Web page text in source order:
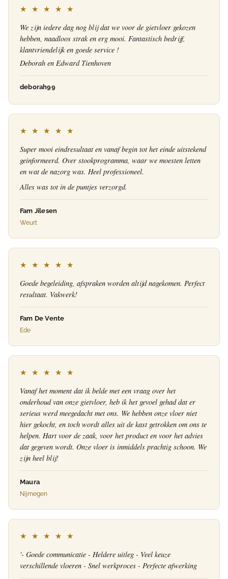
★ ★ ★ ★ ★
We zijn iedere dag nog blij dat we voor de gietvloer gekozen
hebben, naadloos strak en erg mooi. Fantastisch bedrijf,
klantvriendelijk en goede service !
Deborah en Edward Tienhoven
deborah99
★ ★ ★ ★ ★
Super mooi eindresultaat en vanaf begin tot het einde uitstekend
geinformeerd. Over stookprogramma, waar we moesten letten
en wat de nazorg was. Heel professioneel.
Alles was tot in de puntjes verzorgd.
Fam Jilesen
Weurt
★ ★ ★ ★ ★
Goede begeleiding, afspraken worden altijd nagekomen. Perfect
resultaat. Vakwerk!
Fam De Vente
Ede
★ ★ ★ ★ ★
Vanaf het moment dat ik belde met een vraag over het
onderhoud van onze gietvloer, heb ik het gevoel gehad dat er
serieus werd meegedacht met ons. We hebben onze vloer niet
hier gekocht, en toch wordt alles uit de kast getrokken om ons te
helpen. Hart voor de zaak, voor het product en voor het advies
dat gegeven wordt. Onze vloer is inmiddels prachtig schoon. We
zijn heel blij!
Maura
Nijmegen
★ ★ ★ ★ ★
'- Goede communicatie - Heldere uitleg - Veel keuze
verschillende vloeren - Snel werkproces - Perfecte afwerking